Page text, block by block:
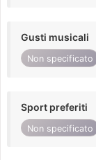
Gusti musicali
Non specificato
Sport preferiti
Non specificato